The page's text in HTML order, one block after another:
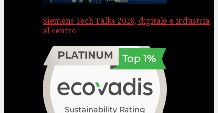
Siemens Tech Talks 2026, digitale e industria
al centro